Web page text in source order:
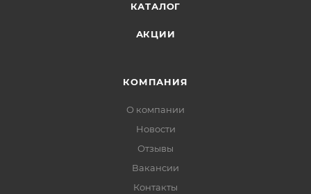
КАТАЛОГ
АКЦИИ
КОМПАНИЯ
О компании
Новости
Отзывы
Вакансии
Контакты